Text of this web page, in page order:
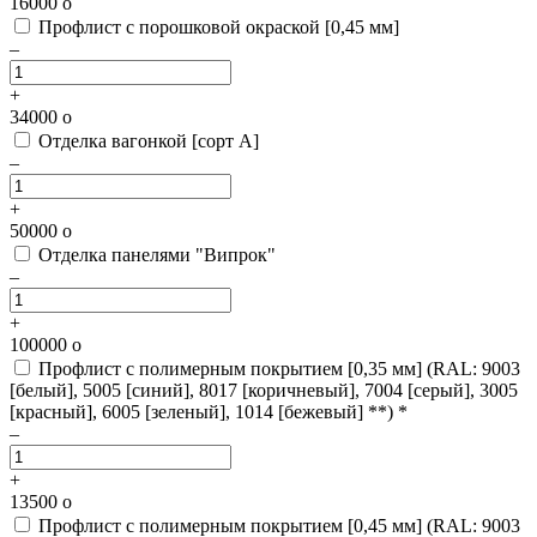
Профлист с порошковой окраской [0,45 мм]
–
+
34000 o
Отделка вагонкой [сорт А]
–
+
50000 o
Отделка панелями "Випрок"
–
+
100000 o
Профлист с полимерным покрытием [0,35 мм] (RAL: 9003
[белый], 5005 [синий], 8017 [коричневый], 7004 [серый], 3005
[красный], 6005 [зеленый], 1014 [бежевый] **) *
–
+
13500 o
Профлист с полимерным покрытием [0,45 мм] (RAL: 9003